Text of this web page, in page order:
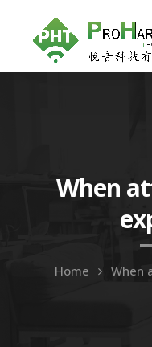
When
Home When